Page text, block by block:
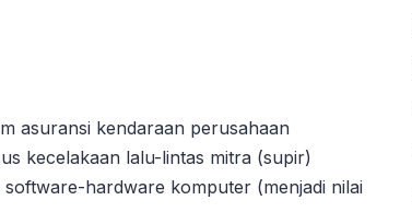
asuransi kendaraan perusahaan
kecelakaan lalu-lintas mitra (supir)
hardware komputer (menjadi nilai